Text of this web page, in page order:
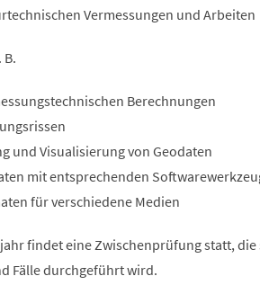
Vermessungen und Arbeiten
Berechnungen
und Visualisierung von Geodaten
mit entsprechenden
für verschiedene Medien
findet eine Zwischenprüfung statt,
Fälle durchgeführt wird.